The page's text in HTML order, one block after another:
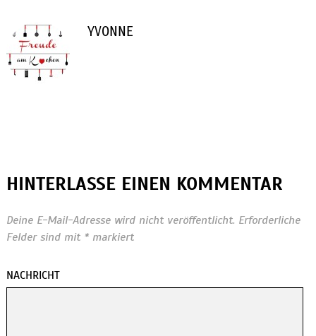
YVONNE
HINTERLASSE EINEN KOMMENTAR
Deine E-Mail-Adresse wird nicht veröffentlicht. Erforderliche
Felder sind mit *markiert
NACHRICHT